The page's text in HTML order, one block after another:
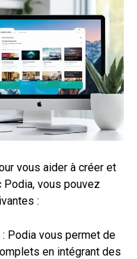
vous aider à créer et
Podia, vous pouvez
:
Podia vous permet de
en intégrant des